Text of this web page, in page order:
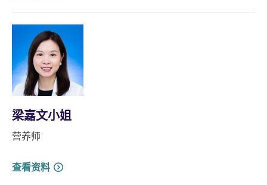
梁嘉文小姐
营养师
查看资料